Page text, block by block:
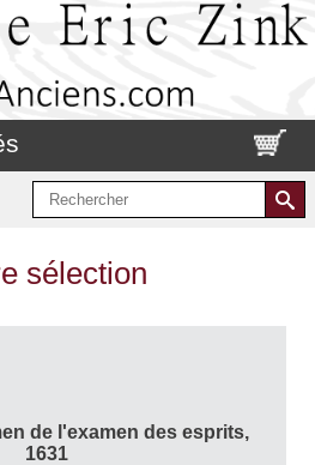
sélection
de l'examen des esprits,
1631